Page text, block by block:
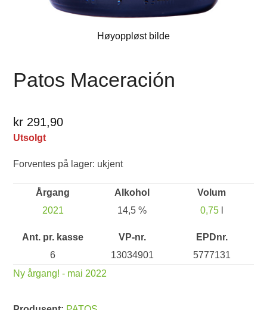
Høyoppløst bilde
Patos Maceración
kr 291,90
Utsolgt
Forventes på lager: ukjent
Årgang
2021
Alkohol
14,5 %
Volum
0,75l
Ant. pr. kasse
6
VP-nr.
13034901
EPDnr.
5777131
Ny årgang! - mai 2022